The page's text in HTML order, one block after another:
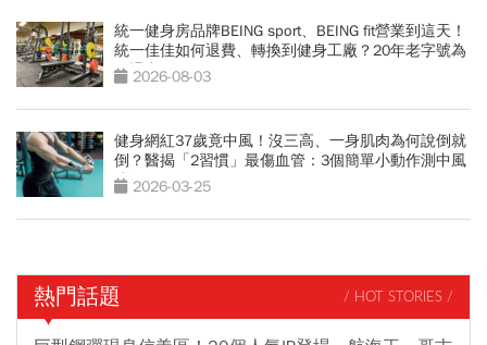
統一健身房品牌BEING sport、BEING fit營業到這天！
統一佳佳如何退費、轉換到健身工廠？20年老字號為
何退出
2026-08-03
健身網紅37歲竟中風！沒三高、一身肌肉為何說倒就
倒？醫揭「2習慣」最傷血管：3個簡單小動作測中風
跡象2026-03-25
熱門話題 / HOT STORIES /